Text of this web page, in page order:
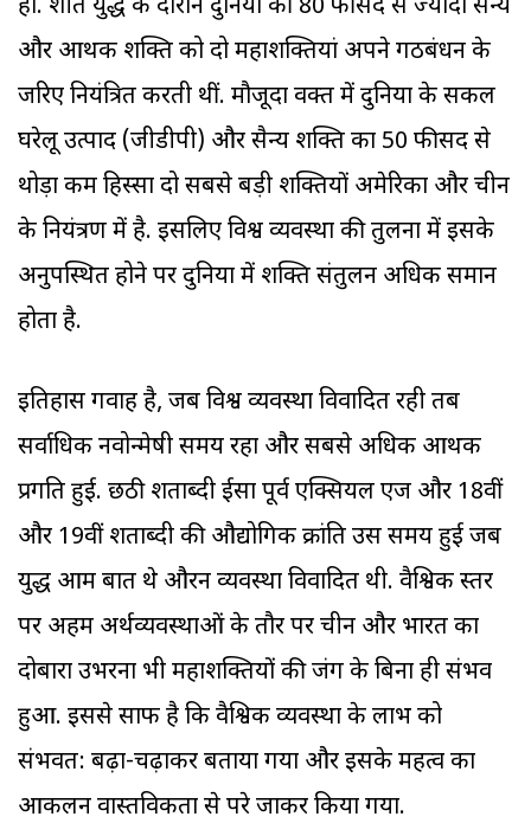
हो. शीत युद्ध के दौरान दुनिया की 80 फीसद से ज्यादा सैन्य
और आर्थिक शक्ति को दो महाशक्तियां अपने गठबंधन के
जरिए नियंत्रित करती थीं. मौजूदा वक्त में दुनिया के सकल
घरेलू उत्पाद (जीडीपी) और सैन्य शक्ति का 50 फीसद से
थोड़ा कम हिस्सा दो सबसे बड़ी शक्तियों अमेरिका और चीन
के नियंत्रण में है. इसलिए विश्व व्यवस्था की तुलना में इसके
अनुपस्थित होने पर दुनिया में शक्ति संतुलन अधिक समान
होता है.
इतिहास गवाह है, जब विश्व व्यवस्था विवादित रही तब
सर्वाधिक नवोन्मेषी समय रहा और सबसे अधिक आर्थिक
प्रगति हुई. छठी शताब्दी ईसा पूर्व एक्सियल एज और 18वीं
और 19वीं शताब्दी की औद्योगिक क्रांति उस समय हुई जब
युद्ध आम बात थे औरन व्यवस्था विवादित थी. वैश्विक स्तर
पर अहम अर्थव्यवस्थाओं के तौर पर चीन और भारत का
दोबारा उभरना भी महाशक्तियों की जंग के बिना ही संभव
हुआ. इससे साफ है कि वैश्विक व्यवस्था के लाभ को
संभवत: बढ़ा-चढ़ाकर बताया गया और इसके महत्व का
आकलन वास्तविकता से परे जाकर किया गया.